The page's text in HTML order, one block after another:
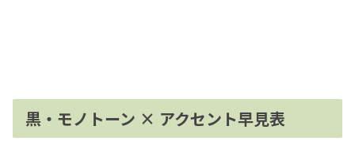
黒・モノトーン × アクセント早見表